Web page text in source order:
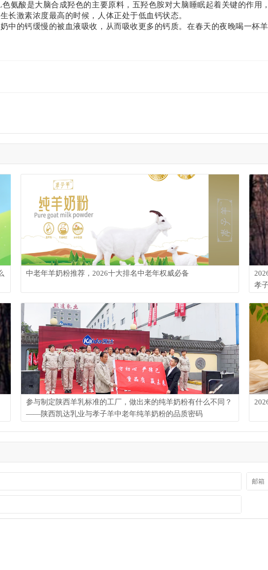
氨酸是大脑合成羟色的主要原料，五羟色胺对大脑睡眠起着关键的作用
长激素浓度最高的时候，人体正处于低血钙状态。
中的钙缓慢的被血液吸收，从而吸收更多的钙质。在春天的夜晚喝一杯
中老年羊奶粉推荐，2026十大排名中老年权威必备
孝
参与制定陕西羊乳标准的工厂，做出来的纯羊奶粉有什么不同？
——陕西凯达乳业与孝子羊中老年纯羊奶粉的品质密码